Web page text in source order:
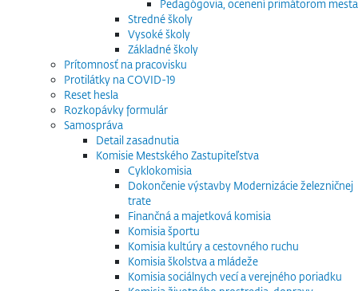
Pedagógovia, ocenení primátorom mesta
Stredné školy
Vysoké školy
Základné školy
Prítomnosť na pracovisku
Protilátky na COVID-19
Reset hesla
Rozkopávky formulár
Samospráva
Detail zasadnutia
Komisie Mestského Zastupiteľstva
Cyklokomisia
Dokončenie výstavby Modernizácie železničnej
trate
Finančná a majetková komisia
Komisia športu
Komisia kultúry a cestovného ruchu
Komisia školstva a mládeže
Komisia sociálnych vecí a verejného poriadku